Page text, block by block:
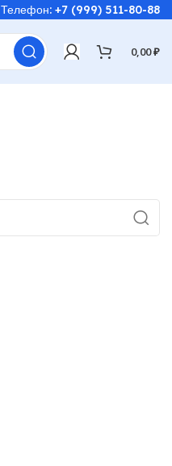
Телефон: +7 (999) 511-80-88
0,00₽